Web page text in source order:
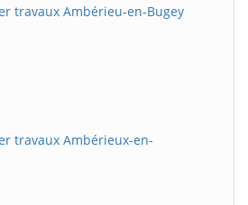
travaux Ambérieu-en-Bugey
travaux Ambérieux-en-